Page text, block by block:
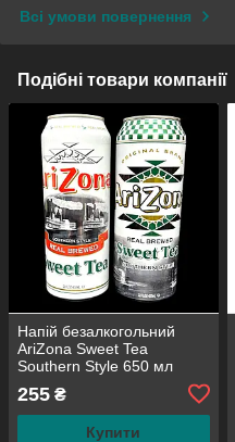
Всі умови повернення
Подібні товари компанії
Напій безалкогольний
AriZona Sweet Tea
Southern Style 650 мл
255 ₴
Купити